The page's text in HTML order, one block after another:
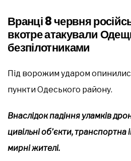
Вранці 8 червня
вкотре атакували
безпілотниками
Під ворожим ударом
пункти Одеського району.
Внаслідок падіння уламків
цивільні об’єкти, транспортна
мирні жителі.